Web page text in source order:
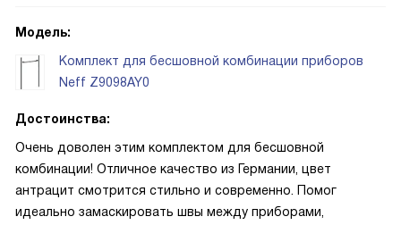
Модель:
Комплект для бесшовной комбинации приборов
Neff Z9098AY0
Достоинства:
Очень доволен этим комплектом для бесшовной
комбинации! Отличное качество из Германии, цвет
антрацит смотрится стильно и современно. Помог
идеально замаскировать швы между приборами,